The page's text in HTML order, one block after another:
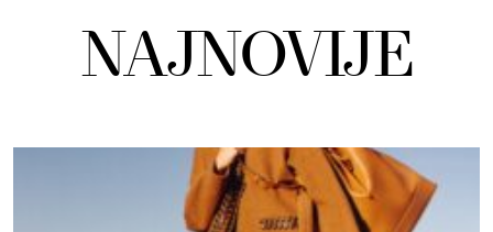
NAJNOVIJE